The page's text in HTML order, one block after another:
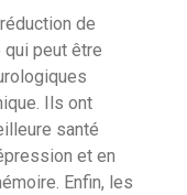
de
qui peut être
Ils ont
santé
et en
Enfin, les